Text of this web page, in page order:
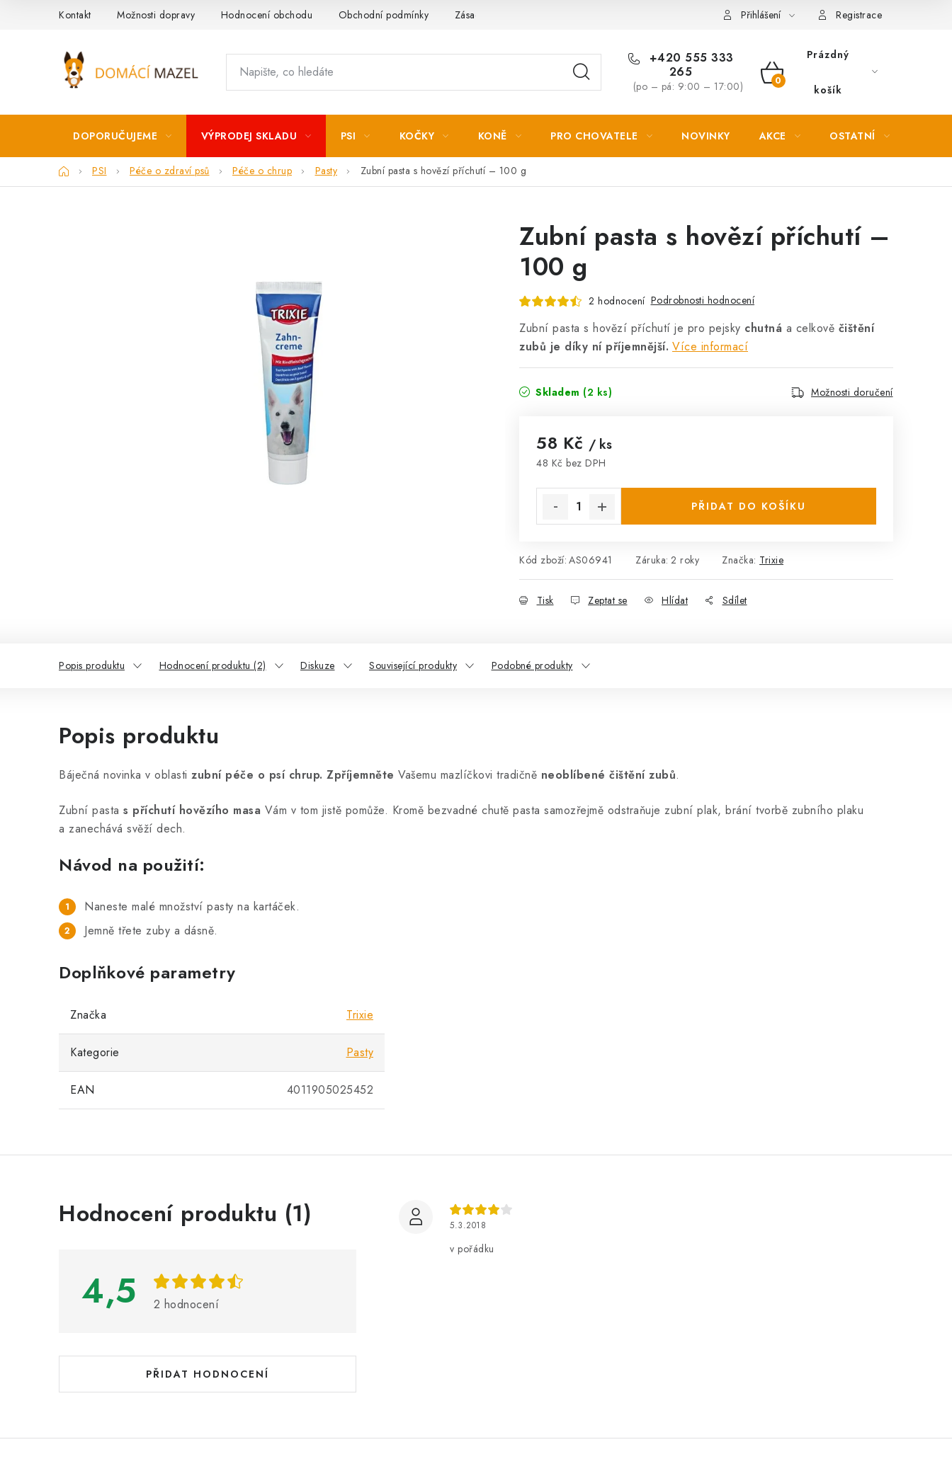
Kontakt Možnosti dopravy Hodnocení obchodu Obchodní podmínky Zásady zpracování osobních údajů Přihlášení Registrace
+420 555 333
265
(po – pá: 9:00 – 17:00)
NÁKUPNÍ
Prázdný
košík
DOPORUČUJEME VÝPRODEJ SKLADU PSI KOČKY KONĚ PRO CHOVATELE NOVINKY AKCE OSTATNÍ
DomůPSI Péče o zdraví psů Péče o chrup Pasty Zubní pasta s hovězí příchutí – 100 g
Zubní pasta s hovězí příchutí –
100 g
2 hodnocení Podrobnosti hodnocení
Zubní pasta s hovězí příchutí je pro pejsky chutná a celkově čištění
zubů je díky ní příjemnější. Více informací
Skladem (2 ks) Možnosti doručení
58 Kč / ks
48 Kč bez DPH
PŘIDAT DO KOŠÍKU
Kód zboží: AS06941 Záruka: 2 roky Značka: Trixie
Tisk Zeptat se Hlídat Sdílet
Popis produktu Hodnocení produktu (2) Diskuze Související produkty Podobné produkty
Popis produktu
Báječná novinka v oblasti zubní péče o psí chrup. Zpříjemněte Vašemu mazlíčkovi tradičně neoblíbené čištění zubů.
Zubní pasta s příchutí hovězího masa Vám v tom jistě pomůže. Kromě bezvadné chutě pasta samozřejmě odstraňuje zubní plak, brání tvorbě zubního plaku
a zanechává svěží dech.
Návod na použití:
Naneste malé množství pasty na kartáček.
Jemně třete zuby a dásně.
Doplňkové parametry
Značka Trixie
Kategorie Pasty
EAN 4011905025452
Hodnocení produktu (1)
4,5 2 hodnocení
PŘIDAT HODNOCENÍ
V
o
n
c
5.3.2018
v pořádku